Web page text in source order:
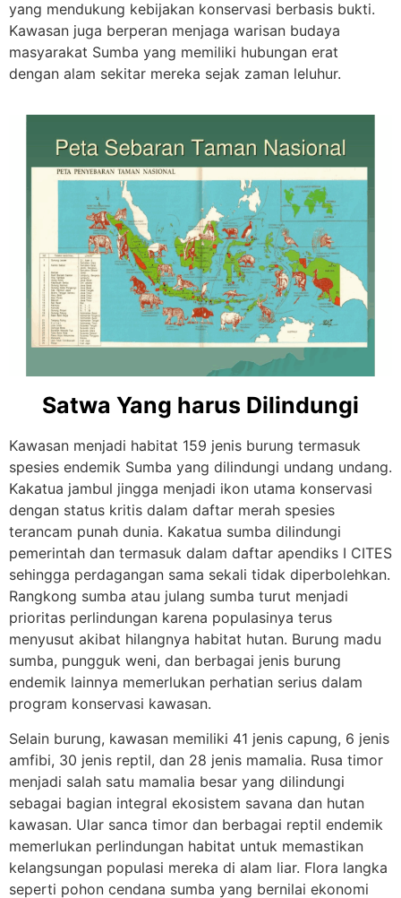
yang mendukung kebijakan konservasi berbasis bukti.
Kawasan juga berperan menjaga warisan budaya
masyarakat Sumba yang memiliki hubungan erat
dengan alam sekitar mereka sejak zaman leluhur.
Satwa Yang harus Dilindungi
Kawasan menjadi habitat 159 jenis burung termasuk
spesies endemik Sumba yang dilindungi undang undang.
Kakatua jambul jingga menjadi ikon utama konservasi
dengan status kritis dalam daftar merah spesies
terancam punah dunia. Kakatua sumba dilindungi
pemerintah dan termasuk dalam daftar apendiks I CITES
sehingga perdagangan sama sekali tidak diperbolehkan.
Rangkong sumba atau julang sumba turut menjadi
prioritas perlindungan karena populasinya terus
menyusut akibat hilangnya habitat hutan. Burung madu
sumba, pungguk weni, dan berbagai jenis burung
endemik lainnya memerlukan perhatian serius dalam
program konservasi kawasan.
Selain burung, kawasan memiliki 41 jenis capung, 6 jenis
amfibi, 30 jenis reptil, dan 28 jenis mamalia. Rusa timor
menjadi salah satu mamalia besar yang dilindungi
sebagai bagian integral ekosistem savana dan hutan
kawasan. Ular sanca timor dan berbagai reptil endemik
memerlukan perlindungan habitat untuk memastikan
kelangsungan populasi mereka di alam liar. Flora langka
seperti pohon cendana sumba yang bernilai ekonomi